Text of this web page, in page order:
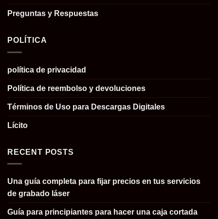
Preguntas y Respuestas
POLÍTICA
política de privacidad
Política de reembolso y devoluciones
Términos de Uso para Descargas Digitales
Lícito
RECENT POSTS
Una guía completa para fijar precios en tus servicios
de grabado láser
Guía para principiantes para hacer una caja cortada